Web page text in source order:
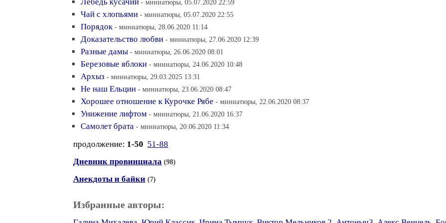
- миниатюры, 05.07.2020 22:59
Чай с хлопьями - миниатюры, 05.07.2020 22:55
Порядок - миниатюры, 28.06.2020 11:14
Доказательство любви - миниатюры, 27.06.2020 12:39
Разные дамы - миниатюры, 26.06.2020 08:01
Березовые яблоки - миниатюры, 24.06.2020 10:48
Архыз - миниатюры, 29.03.2025 13:31
Не наш Ельцин - миниатюры, 23.06.2020 08:47
Хорошее отношение к Курочке Рябе - миниатюры, 22.06.2020 08:37
Унижение лифтом - миниатюры, 21.06.2020 16:37
Самолет брата - миниатюры, 20.06.2020 11:34
продолжение: 1-50 51-88
Дневник провинциала (98)
Анекдоты и байки (7)
Избранные авторы: